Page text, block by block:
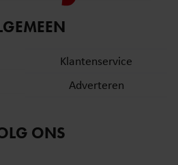
adverteren en analyse. Deze
verstrekt of die ze hebben
uw gebruik van hun services. U
Klantenservice
Adverteren
ONS